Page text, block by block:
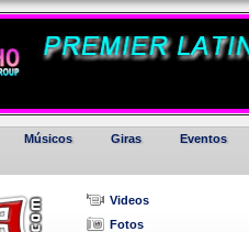
Músicos Giras Eventos
Videos
Fotos